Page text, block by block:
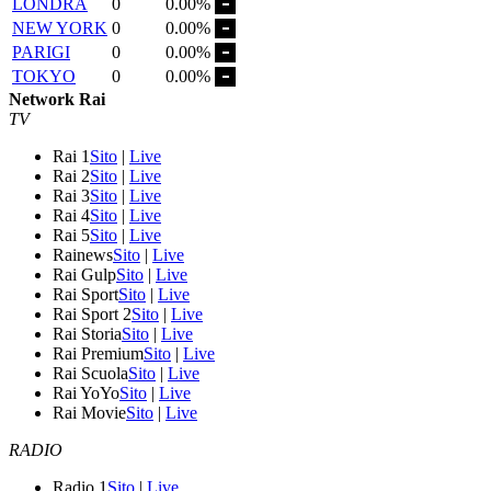
LONDRA 0
0.00%
NEW YORK 0
0.00%
PARIGI
0
0.00%
TOKYO
0
0.00%
Network Rai
TV
Rai 1 Sito | Live
Rai 2Sito | Live
Rai 3Sito | Live
Rai 4Sito | Live
Rai 5Sito | Live
RainewsSito | Live
Rai GulpSito | Live
Rai SportSito | Live
Rai Sport 2Sito | Live
Rai StoriaSito | Live
Rai PremiumSito | Live
Rai ScuolaSito | Live
Rai YoYoSito | Live
Rai MovieSito | Live
RADIO
Radio 1 Sito | Live